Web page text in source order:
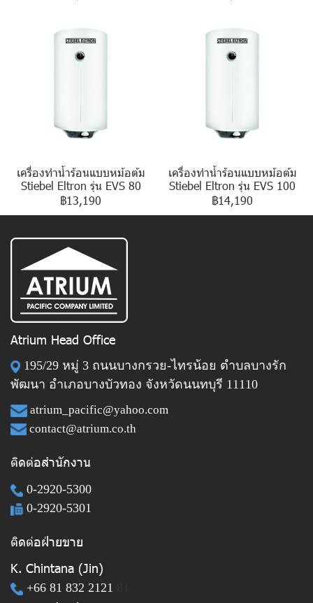
เครื่องทำน้ำร้อนแบบหม้อต้ม
Stiebel Eltron รุ่น EVS 80
฿13,190
เครื่องทำน้ำร้อนแบบหม้อต้ม
Stiebel Eltron รุ่น EVS 100
฿14,190
Atrium Head Office
195/29 หมู่ 3 ถนนบางกรวย-ไทรน้อย ตำบลบางรัก
พัฒนา อำเภอบางบัวทอง จังหวัดนนทบุรี 11110
atrium_pacific@yahoo.com
contact@atrium.co.th
ติดต่อสำนักงาน
0-2920-5300
0-2920-5301
ติดต่อฝ่ายขาย
K. Chintana (Jin)
+66 81 832 2121